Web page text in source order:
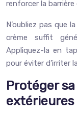
renforcer la barrière
N’oubliez pas que
crème suffit
Appliquez-la en
pour éviter d’irriter
Protéger
extérieures